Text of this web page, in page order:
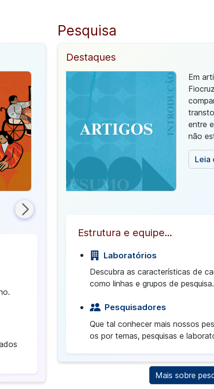
PPGICS disponibiliza instruções
para autoarquivamento no
Pesquisa
Destaques
Em
entre
não
Leia
Estrutura e equipe...
Laboratórios
Descubra as características de
como linhas e grupos de pesquisa.
Pesquisadores
Que tal conhecer mais nossos
os por temas, pesquisas e
Mais sobre